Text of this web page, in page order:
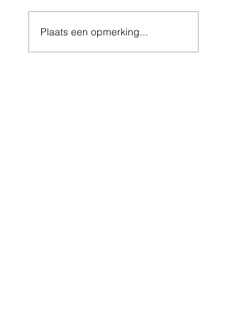
Plaats een opmerking...